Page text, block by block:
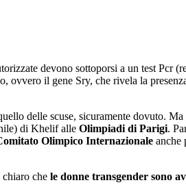
devono sottoporsi a un test Pcr
ovvero il gene Sry, che rivela la
delle scuse, sicuramente dovuto. Ma
di Khelif alle Olimpiadi di Parigi.
Olimpico Internazionale anche
che le donne transgender sono